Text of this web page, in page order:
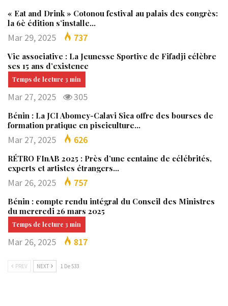
« Eat and Drink » Cotonou festival au palais des congrès:
la 6è édition s’installe…
Mar 29, 2025 737
Vie associative : La Jeunesse Sportive de Fifadji célèbre
ses 15 ans d’existence
Mar 27, 2025 305
Bénin : La JCI Abomey-Calavi Sica offre des bourses de
formation pratique en pisciculture…
Mar 27, 2025 626
RÉTRO FInAB 2025 : Près d’une centaine de célébrités,
experts et artistes étrangers…
Mar 26, 2025 757
Bénin : compte rendu intégral du Conseil des Ministres
du mercredi 26 mars 2025
Mar 26, 2025 817
PREV NEXT 1 De 533